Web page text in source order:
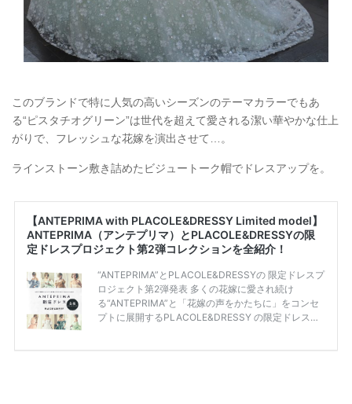
このブランドで特に人気の高いシーズンのテーマカラーでもあ
る“ピスタチオグリーン”は世代を超えて愛される潔い華やかな仕上
がりで、フレッシュな花嫁を演出させて…。
ラインストーン敷き詰めたビジュートーク帽でドレスアップを。